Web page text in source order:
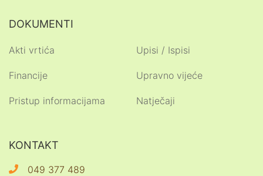
DOKUMENTI
Akti vrtića
Financije
Pristup informacijama
Upisi / Ispisi
Upravno vijeće
Natječaji
KONTAKT
049 377 489